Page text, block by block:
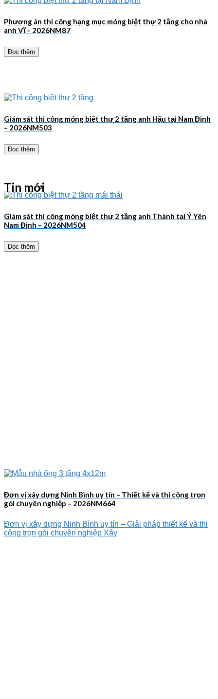
Phương án thi công hạng mục móng biệt thự 2 tầng cho nhà
anh Vĩ – 2026NM87
Đọc thêm
Giám sát thi công móng biệt thự 2 tầng anh Hậu tại Nam Định
– 2026NM503
Đọc thêm
Giám sát thi công móng biệt thự 2 tầng anh Thành tại Ý Yên
Nam Định – 2026NM504
Đọc thêm
Tin mới
Đơn vị xây dựng Ninh Bình uy tín – Thiết kế và thi công trọn
gói chuyên nghiệp – 2026NM664
Đơn vị xây dựng Ninh Bình uy tín – Giải pháp thiết kế và thi
công trọn gói chuyên nghiệp Xây